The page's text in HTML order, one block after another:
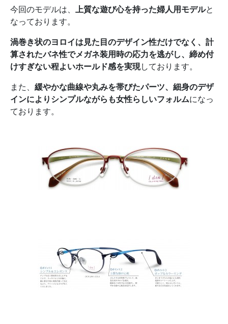
今回のモデルは、 上質な遊び心を持った婦人用モデルと
なっております。
渦巻き状のヨロイは見た目のデザイン性だけでなく、計
算されたバネ性でメガネ装用時の応力を逃がし、締め付
けすぎない程よいホールド感を実現しております。
また、 緩やかな曲線や丸みを帯びたパーツ、細身のデザ
インによりシンプルながらも女性らしいフォルムになっ
ております。